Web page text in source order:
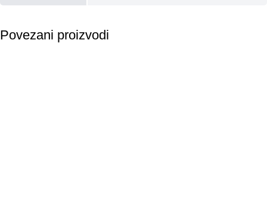
Povezani proizvodi